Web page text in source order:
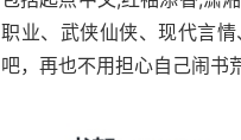
职业、武侠仙侠、现代言
吧，再也不用担心自己闹书